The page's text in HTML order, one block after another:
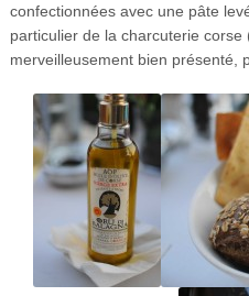
confectionnées avec une pâte
particulier de la charcuterie corse
merveilleusement bien présenté,